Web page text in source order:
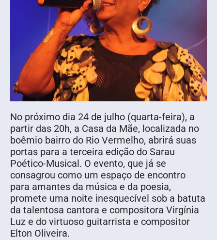
No próximo dia 24 de julho (quarta-feira), a
partir das 20h, a Casa da Mãe, localizada no
boêmio bairro do Rio Vermelho, abrirá suas
portas para a terceira edição do Sarau
Poético-Musical. O evento, que já se
consagrou como um espaço de encontro
para amantes da música e da poesia,
promete uma noite inesquecível sob a batuta
da talentosa cantora e compositora Virgínia
Luz e do virtuoso guitarrista e compositor
Elton Oliveira.